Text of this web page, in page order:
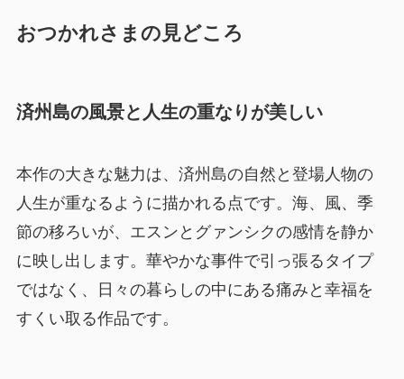
おつかれさまの見どころ
済州島の風景と人生の重なりが美しい
本作の大きな魅力は、済州島の自然と登場人物の
人生が重なるように描かれる点です。海、風、季
節の移ろいが、エスンとグァンシクの感情を静か
に映し出します。華やかな事件で引っ張るタイプ
ではなく、日々の暮らしの中にある痛みと幸福を
すくい取る作品です。